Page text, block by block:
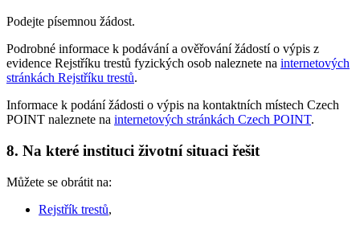
Podejte písemnou žádost.
Podrobné informace k podávání a ověřování žádostí o výpis z
evidence Rejstříku trestů fyzických osob naleznete na internetových
stránkách Rejstříku trestů.
Informace k podání žádosti o výpis na kontaktních místech Czech
POINT naleznete na internetových stránkách Czech POINT.
8. Na které instituci životní situaci řešit
Můžete se obrátit na:
Rejstřík trestů,